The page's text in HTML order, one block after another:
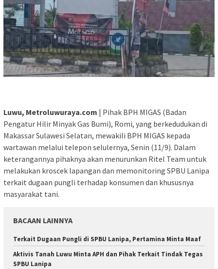
Luwu, Metroluwuraya.com | Pihak BPH MIGAS (Badan
Pengatur Hilir Minyak Gas Bumi), Romi, yang berkedudukan di
Makassar Sulawesi Selatan, mewakili BPH MIGAS kepada
wartawan melalui telepon selulernya, Senin (11/9). Dalam
keterangannya pihaknya akan menurunkan Ritel Team untuk
melakukan kroscek lapangan dan memonitoring SPBU Lanipa
terkait dugaan pungli terhadap konsumen dan khususnya
masyarakat tani.
BACAAN LAINNYA
Terkait Dugaan Pungli di SPBU Lanipa, Pertamina Minta Maaf
Aktivis Tanah Luwu Minta APH dan Pihak Terkait Tindak Tegas
SPBU Lanipa